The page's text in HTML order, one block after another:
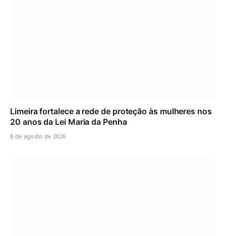
Limeira fortalece a rede de proteção às mulheres nos
20 anos da Lei Maria da Penha
8 de agosto de 2026